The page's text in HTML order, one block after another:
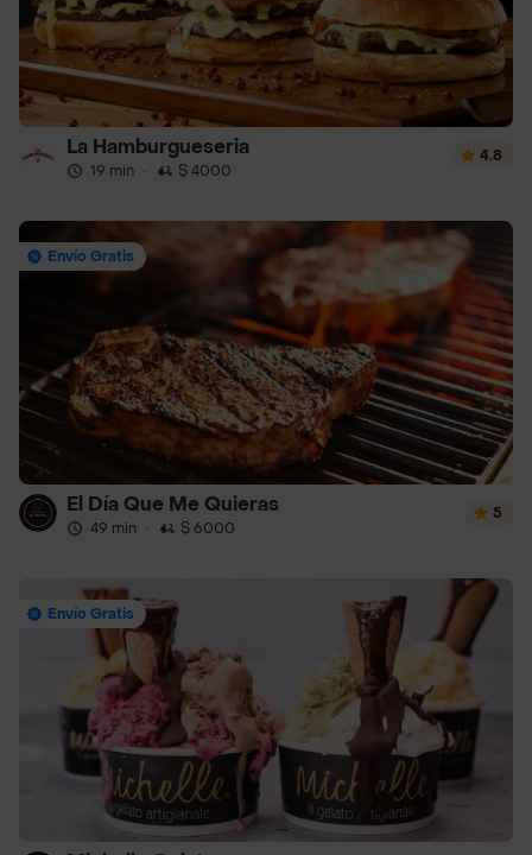
La Hamburgueseria
19 min · $ 4000
4.8
Envío Gratis
El Día Que Me Quieras
49 min · $ 6000
5
Envío Gratis